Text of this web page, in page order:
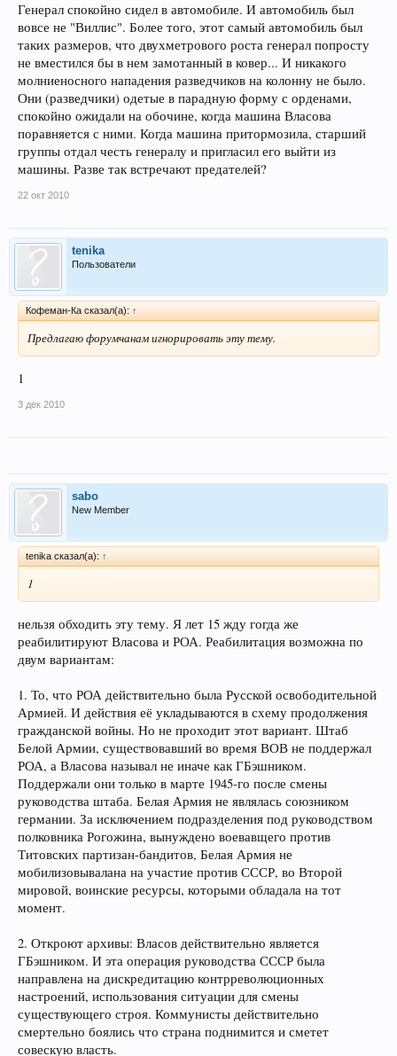
Генерал спокойно сидел в автомобиле. И автомобиль был
вовсе не "Виллис". Более того, этот самый автомобиль был
таких размеров, что двухметрового роста генерал попросту
не вместился бы в нем замотанный в ковер... И никакого
молниеносного нападения разведчиков на колонну не было.
Они (разведчики) одетые в парадную форму с орденами,
спокойно ожидали на обочине, когда машина Власова
поравняется с ними. Когда машина притормозила, старший
группы отдал честь генералу и пригласил его выйти из
машины. Разве так встречают предателей?
22 окт 2010
tenika
Пользователи
Кофеман-Ка сказал(а): ↑
Предлагаю форумчанам игнорировать эту тему.
1
3 дек 2010
sabo
New Member
tenika сказал(а): ↑
1
нельзя обходить эту тему. Я лет 15 жду гогда же
реабилитируют Власова и РОА. Реабилитация возможна по
двум вариантам:
1. То, что РОА действительно была Русской освободительной
Армией. И действия её укладываются в схему продолжения
гражданской войны. Но не проходит этот вариант. Штаб
Белой Армии, существовавший во время ВОВ не поддержал
РОА, а Власова называл не иначе как ГБэшником.
Поддержали они только в марте 1945-го после смены
руководства штаба. Белая Армия не являлась союзником
германии. За исключением подразделения под руководством
полковника Рогожина, вынуждено воевавщего против
Титовских партизан-бандитов, Белая Армия не
мобилизовывалана на участие против СССР, во Второй
мировой, воинские ресурсы, которыми обладала на тот
момент.
2. Откроют архивы: Власов действительно является
ГБэшником. И эта операция руководства СССР была
направлена на дискредитацию контрреволюционных
настроений, использования ситуации для смены
существующего строя. Коммунисты действительно
смертельно боялись что страна поднимится и сметет
совескую власть.